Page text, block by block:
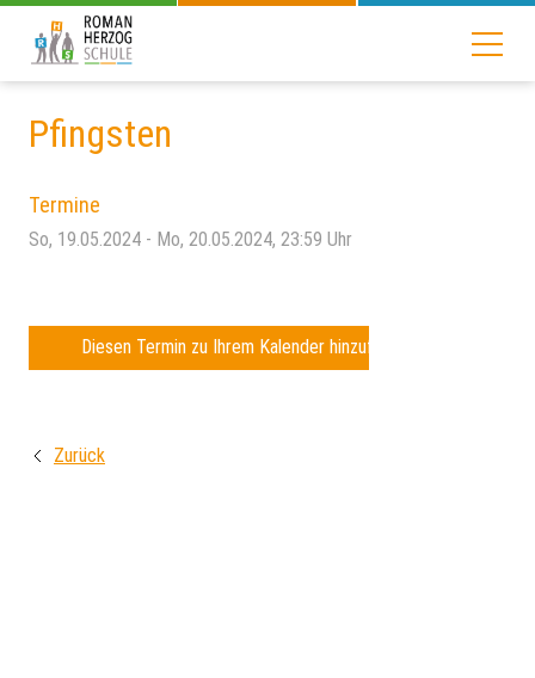
Pfingsten
Termine
So, 19.05.2024 - Mo, 20.05.2024, 23:59 Uhr
Diesen Termin zu Ihrem Kalender hinzufügen
Zurück